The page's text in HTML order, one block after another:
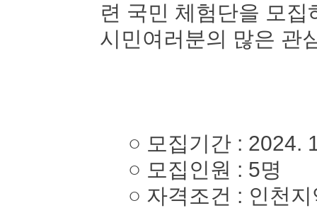
련 국민 체험단을 모집
시민여러분의 많은 관
○ 모집기간 : 2024.
○ 모집인원 : 5명
○ 자격조건 : 인천지